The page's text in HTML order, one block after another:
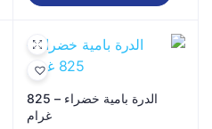
الدرة بامية خضراء – 825
غرام